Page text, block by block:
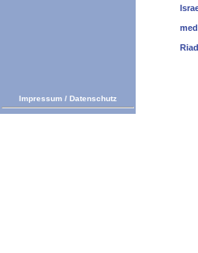
Impressum / Datenschutz